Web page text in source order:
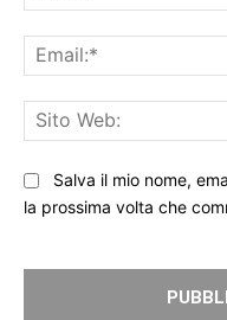
Salva il mio nome,
la prossima volta che